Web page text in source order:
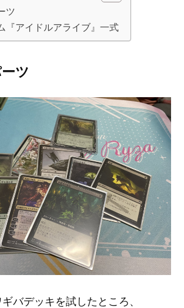
ツ
『アイドルアライブ』一式
ツ
バデッキを試したところ、